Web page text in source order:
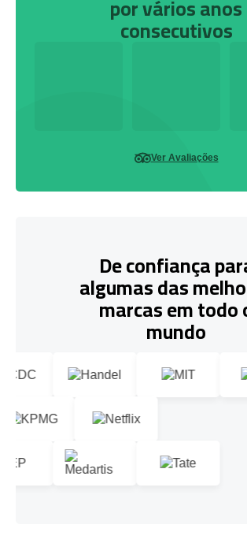
por vários anos
consecutivos
Ver Avaliações
De confiança
algumas das
marcas em todo
mundo